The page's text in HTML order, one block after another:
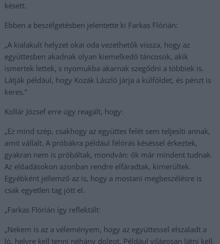
késett.
Ebben a beszélgetésben jelentette ki Farkas Flórián:
„A kialakult helyzet okai oda vezethetők vissza, hogy az
együttesben akadnak olyan kiemelkedő táncosok, akik
ismertek lettek, s nyomukba akarnak szegődni a többiek is.
Látják például, hogy Kozák László járja a külföldet, és pénzt is
keres.”
Kollár József erre úgy reagált, hogy:
„Ez mind szép, csakhogy az együttes felét sem teljesíti annak,
amit vállalt. A próbákra például félórás késéssel érkeztek,
gyakran nem is próbáltak, mondván: ők már mindent tudnak.
Az előadásokon azonban rendre elfáradtak, kimerültek.
Egyébként jellemző az is, hogy a mostani megbeszélésre is
csak egyetlen tag jött el.
„Farkas Flórián így reflektált:
„Nekem is az a véleményem, hogy az együttessel elszaladt a
ló, helyre kell tenni néhány dolgot. Például világosan látni kell,